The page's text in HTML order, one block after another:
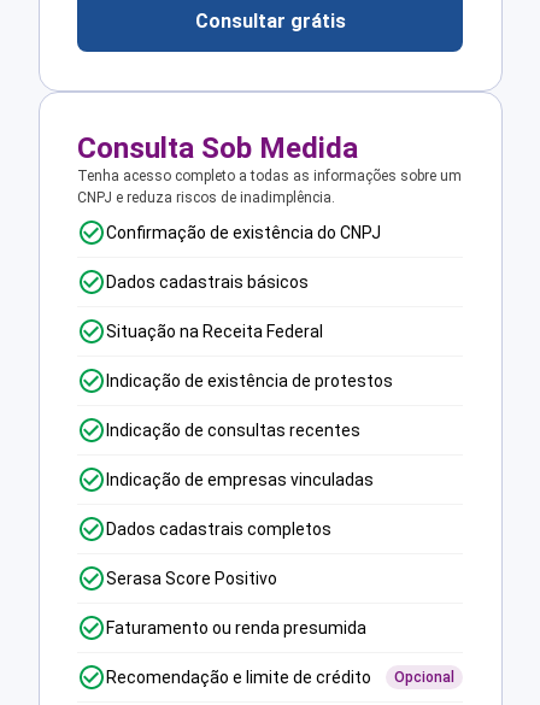
Consultar grátis
Consulta Sob Medida
Tenha acesso completo a todas as informações sobre um
CNPJ e reduza riscos de inadimplência.
Confirmação de existência do CNPJ
Dados cadastrais básicos
Situação na Receita Federal
Indicação de existência de protestos
Indicação de consultas recentes
Indicação de empresas vinculadas
Dados cadastrais completos
Serasa Score Positivo
Faturamento ou renda presumida
Recomendação e limite de crédito Opcional